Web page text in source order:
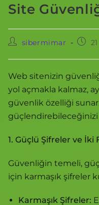
Site
sibermimar
Web sitenizin
yol açmakla kalmaz,
güvenlik özelliği
güçlendirebileceğinizi
1. Güçlü Şifreler ve
Güvenliğin temeli,
için karmaşık şifreler
Karmaşık Şifreler: